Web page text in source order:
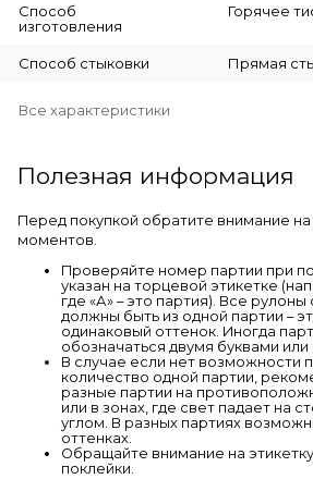
Способ
изготовления
Горячее
Способ стыковки Прямая
Все характеристики
Полезная информация
Перед покупкой обратите внимание
моментов.
Проверяйте номер партии при
указан на торцевой этикетке
где «А» – это партия). Все рулоны
должны быть из одной партии –
одинаковый оттенок. Иногда
обозначаться двумя буквами
В случае если нет возможности
количество одной партии,
разные партии на
или в зонах, где свет падает на
углом. В разных партиях
оттенках.
Обращайте внимание на
поклейки.